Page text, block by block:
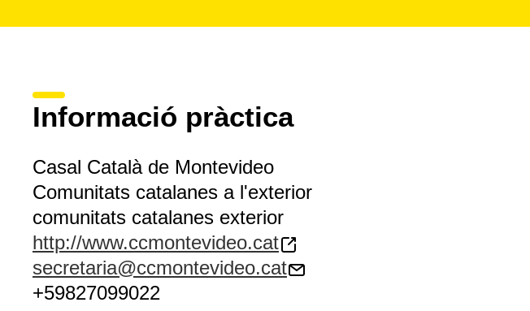
Informació pràctica
Casal Català de Montevideo
Comunitats catalanes a l'exterior
comunitats catalanes exterior
http://www.ccmontevideo.cat
secretaria@ccmontevideo.cat
+59827099022